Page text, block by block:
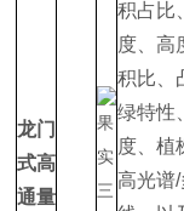
龙门
式高
通量
积占比
度、高
积比、
绿特性
度、植
高光谱